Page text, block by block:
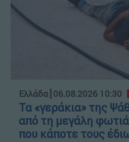
Ελλάδα┋06.08.2026 10:30
Τα «γεράκια» της
από τη μεγάλη φωτιά
που κάποτε τους